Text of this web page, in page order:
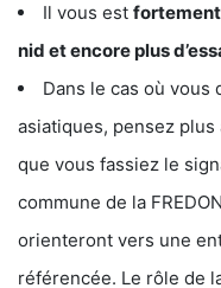
Il vous est
nid et encore plus
Dans le cas où
asiatiques, pensez
que vous fassiez le
commune de la
orienteront vers une
référencée. Le rôle de